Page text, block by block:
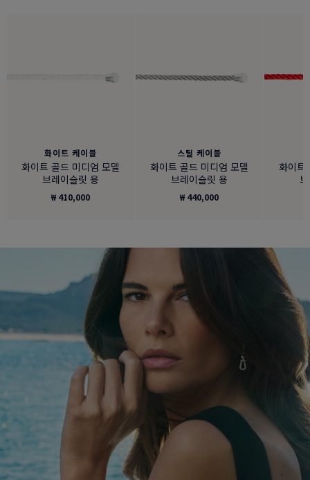
화이트 케이블
화이트 골드 미디엄 모델
브레이슬릿 용
₩ 410,000
스틸 케이블
화이트 골드 미디엄 모델
브레이슬릿 용
₩ 440,000
화이트